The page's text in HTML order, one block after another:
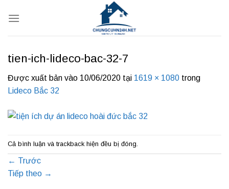
qua
tien-ich-lideco-bac-32-7
Được xuất bản vào 10/06/2020 tại 1619 × 1080 trong
Lideco Bắc 32
Cả bình luận và trackback hiện đều bị đóng.
← Trước
Tiếp theo →